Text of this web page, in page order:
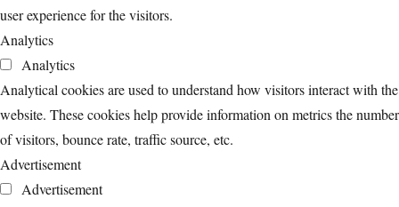
user experience for the visitors.
Analytics
Analytics
Analytical cookies are used to understand how visitors interact with the
website. These cookies help provide information on metrics the number
of visitors, bounce rate, traffic source, etc.
Advertisement
Advertisement